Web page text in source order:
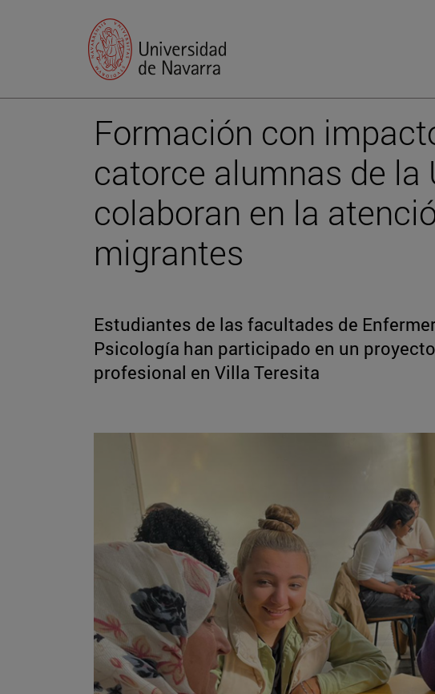
Formación con
catorce alumnas de la
colaboran en la
migrantes
Estudiantes de las facultades de
Psicología han participado en un
profesional en Villa Teresita